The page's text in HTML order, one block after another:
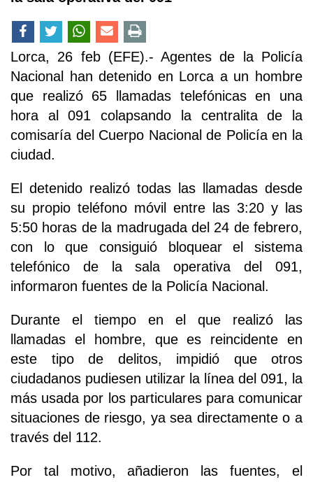
Lorca, 26 feb (EFE).- Agentes de la Policía
Nacional han detenido en Lorca a un hombre
que realizó 65 llamadas telefónicas en una
hora al 091 colapsando la centralita de la
comisaría del Cuerpo Nacional de Policía en la
ciudad.
El detenido realizó todas las llamadas desde
su propio teléfono móvil entre las 3:20 y las
5:50 horas de la madrugada del 24 de febrero,
con lo que consiguió bloquear el sistema
telefónico de la sala operativa del 091,
informaron fuentes de la Policía Nacional.
Durante el tiempo en el que realizó las
llamadas el hombre, que es reincidente en
este tipo de delitos, impidió que otros
ciudadanos pudiesen utilizar la línea del 091, la
más usada por los particulares para comunicar
situaciones de riesgo, ya sea directamente o a
través del 112.
Por tal motivo, añadieron las fuentes, el